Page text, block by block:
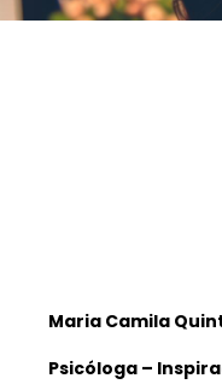
Maria Camila
Psicóloga –